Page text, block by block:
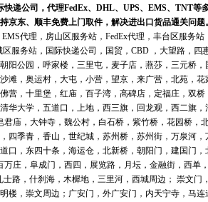
快递公司，代理FedEx、DHL、UPS、EMS、TNT
京东、顺丰免费上门取件，解决进出口货品通关问题
EMS代理 ， 房山区服务站 ， FedEx代理 ， 丰台区服务站
区服务站， 国际快递公司 ，国贸，CBD ，大望路，
阳公园，呼家楼，三里屯，麦子店，燕莎，三元桥
滩，奥运村，大屯，小营，望京，来广营，北苑，
营，十里堡，红庙，百子湾，高碑店，定福庄，双
华大学，五道口，上地，西三旗，回龙观，西二旗
君庙，大钟寺，魏公村，白石桥，紫竹桥，花园桥
四季青，香山，世纪城，苏州桥，苏州街，万泉河
口，东四十条，海运仓，北新桥，朝阳门，建国门
万庄，阜成门，西四，展览路，月坛，金融街，西
士路，什刹海，木樨地，三里河，西城周边； 崇文
楼，崇文周边；广安门，外广安门，内天宁寺，马